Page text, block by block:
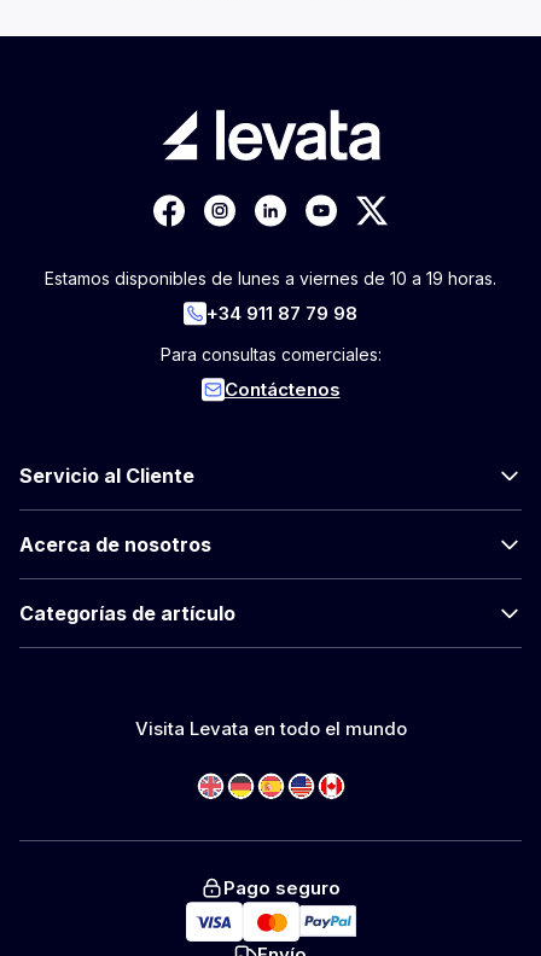
Estamos disponibles de lunes a viernes de 10 a 19 horas.
+34 911 87 79 98
Para consultas comerciales:
Contáctenos
Servicio al Cliente
Acerca de nosotros
Categorías de artículo
Visita Levata en todo el mundo
Pago seguro